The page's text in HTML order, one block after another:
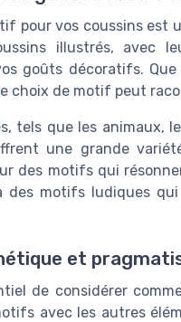
pour vos coussins est
illustrés, avec
goûts décoratifs.
choix de motif peut
tels que les animaux,
une grande
des motifs qui
des motifs ludiques
et
de considérer
avec les autres